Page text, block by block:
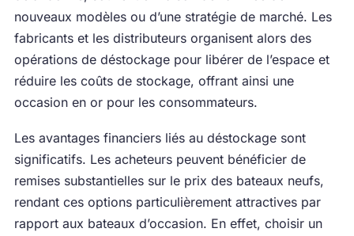
nouveaux modèles ou d’une stratégie de marché. Les
fabricants et les distributeurs organisent alors des
opérations de déstockage pour libérer de l’espace et
réduire les coûts de stockage, offrant ainsi une
occasion en or pour les consommateurs.
Les avantages financiers liés au déstockage sont
significatifs. Les acheteurs peuvent bénéficier de
remises substantielles sur le prix des bateaux neufs,
rendant ces options particulièrement attractives par
rapport aux bateaux d’occasion. En effet, choisir un